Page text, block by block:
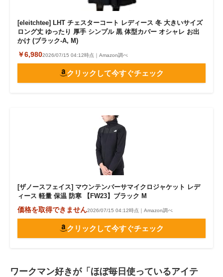
[eleitchtee] LHT チェスターコート レディース 冬 大きいサイズ
ロング丈 ゆったり 厚手 シンプル 黒 体型カバー オシャレ お出
かけ (ブラック-A, M)
￥6,9802026/07/15 04:12時点｜Amazon調べ
クリックして今すぐチェック
[ザノースフェイス] マウンテンバーサマイクロジャケット レデ
ィース 軽量 保温 防寒 【FW23】ブラック M
価格を取得できません2026/07/15 04:12時点｜Amazon調べ
クリックして今すぐチェック
ワークマン好きが「ほぼ毎日使っているアイテ